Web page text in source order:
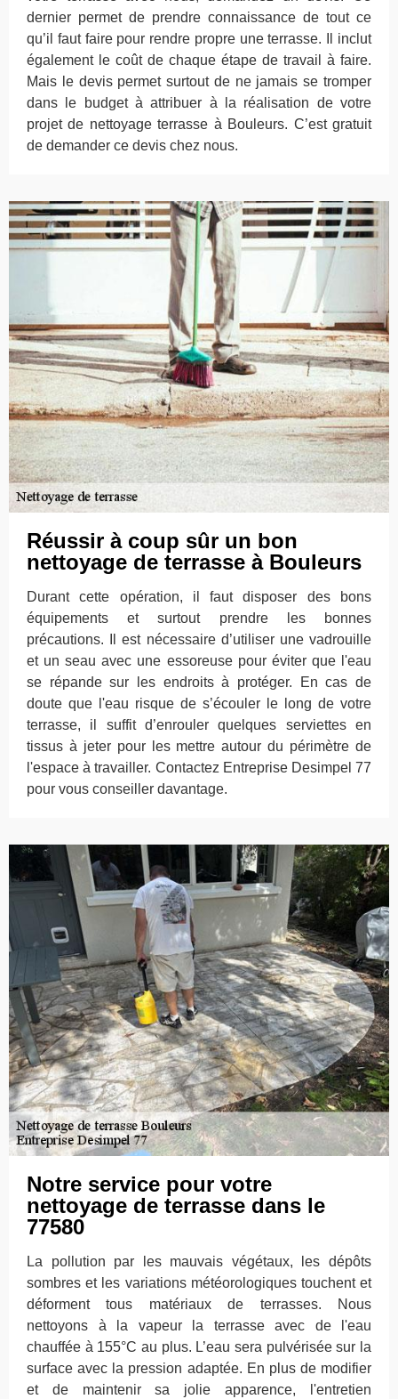
dernier permet de prendre connaissance de tout ce
qu’il faut faire pour rendre propre une terrasse. Il inclut
également le coût de chaque étape de travail à faire.
Mais le devis permet surtout de ne jamais se tromper
dans le budget à attribuer à la réalisation de votre
projet de nettoyage terrasse à Bouleurs. C’est gratuit
de demander ce devis chez nous.
Réussir à coup sûr un bon
nettoyage de terrasse à Bouleurs
Durant cette opération, il faut disposer des bons
équipements et surtout prendre les bonnes
précautions. Il est nécessaire d’utiliser une vadrouille
et un seau avec une essoreuse pour éviter que l'eau
se répande sur les endroits à protéger. En cas de
doute que l'eau risque de s’écouler le long de votre
terrasse, il suffit d’enrouler quelques serviettes en
tissus à jeter pour les mettre autour du périmètre de
l'espace à travailler. Contactez Entreprise Desimpel 77
pour vous conseiller davantage.
Notre service pour votre
nettoyage de terrasse dans le
77580
La pollution par les mauvais végétaux, les dépôts
sombres et les variations météorologiques touchent et
déforment tous matériaux de terrasses. Nous
nettoyons à la vapeur la terrasse avec de l'eau
chauffée à 155°C au plus. L’eau sera pulvérisée sur la
surface avec la pression adaptée. En plus de modifier
et de maintenir sa jolie apparence, l'entretien